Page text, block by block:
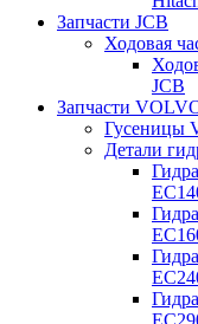
Запчасти JCB
Ходовая
JCB
Запчасти
Гусеницы
Детали